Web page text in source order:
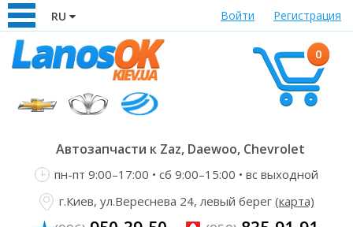
RU Войти Регистрация
0
Автозапчасти к Zaz, Daewoo, Chevrolet
пн-пт 9:00–17:00 • сб 9:00–15:00 • вс выходной
г.Киев, ул.Вереснева 24, левый берег (карта)